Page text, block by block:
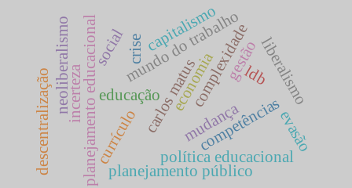
competências
educação
mundo do trabalho
política educacional
planejamento educacional planejamento público
carlos matus gestão
complexidade
incerteza
crise
mudança
liberalismo
neoliberalismo economia
capitalismo
social
ldb
currículo
descentralização evasão